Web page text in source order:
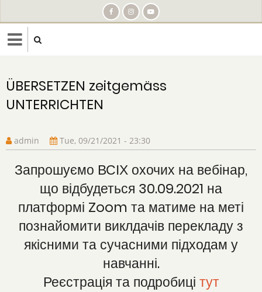
to
main
content
ÜBERSETZEN zeitgemäss
UNTERRICHTEN
admin Tue, 09/21/2021 - 23:30
Запрошуємо ВСІХ охочих на вебінар,
що відбудеться 30.09.2021 на
платформі Zoom та матиме на меті
познайомити виклдачів перекладу з
якісними та сучасними підходам у
навчанні.
Реєстрація та подробиці тут